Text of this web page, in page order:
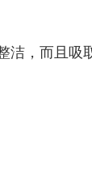
洁，而且吸